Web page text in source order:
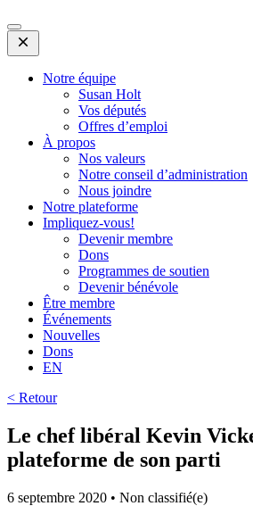
Open
Mobile
Menu
Notre équipe
Susan Holt
Vos députés
Offres d’emploi
À propos
Nos valeurs
Notre conseil d’administration
Nous joindre
Notre plateforme
Impliquez-vous!
Devenir membre
Dons
Programmes de soutien
Devenir bénévole
Être membre
Événements
Nouvelles
Dons
EN
< Retour
Le chef libéral Kevin
plateforme de son parti
6 septembre 2020 • Non classifié(e)